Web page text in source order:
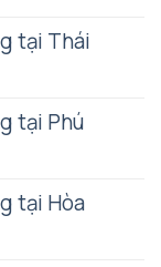
tại Thái
tại Phú
tại Hòa